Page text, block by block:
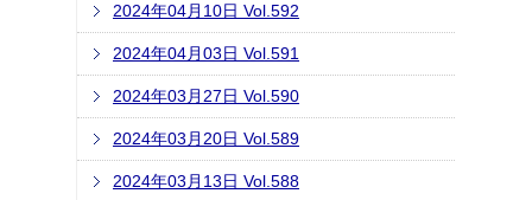
2024年04月10日 Vol.592
2024年04月03日 Vol.591
2024年03月27日 Vol.590
2024年03月20日 Vol.589
2024年03月13日 Vol.588